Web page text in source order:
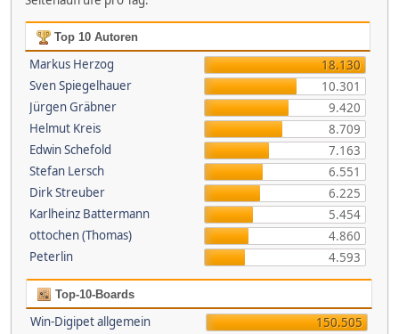
Top 10 Autoren
Markus Herzog
18.130
Sven Spiegelhauer
10.301
Jürgen Gräbner
9.420
Helmut Kreis
8.709
Edwin Schefold
7.163
Stefan Lersch
6.551
Dirk Streuber
6.225
Karlheinz Battermann
5.454
ottochen (Thomas)
4.860
Peterlin
4.593
Top-10-Boards
Win-Digipet allgemein
150.505